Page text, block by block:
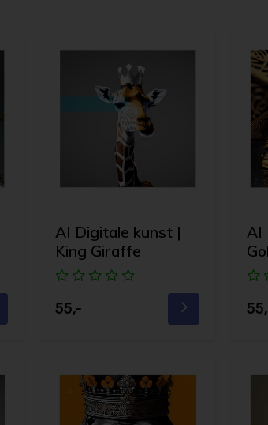
AI Digitale kunst |
King Giraffe
55,-
AI